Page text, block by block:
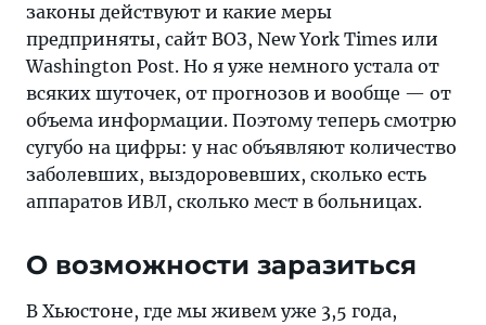
законы действуют и какие меры
предприняты, сайт ВОЗ, New York Times или
Washington Post. Но я уже немного устала от
всяких шуточек, от прогнозов и вообще — от
объема информации. Поэтому теперь смотрю
сугубо на цифры: у нас объявляют количество
заболевших, выздоровевших, сколько есть
аппаратов ИВЛ, сколько мест в больницах.
О возможности заразиться
В Хьюстоне, где мы живем уже 3,5 года,